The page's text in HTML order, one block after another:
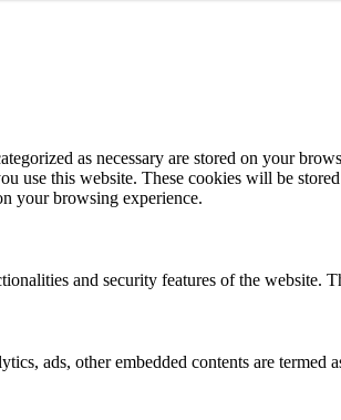
as necessary are stored on your
use this website. These cookies will be
your browsing experience.
and security features of the website.
ads, other embedded contents are termed